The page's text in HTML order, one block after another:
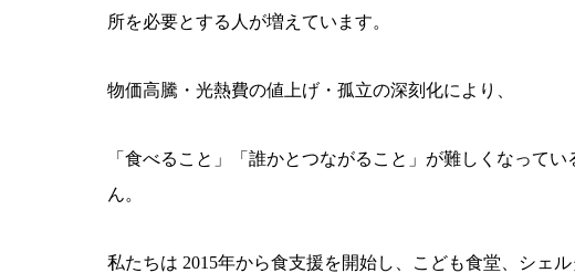
所を必要とする人が増えています。
物価高騰・光熱費の値上げ・孤立の深刻化により、
「食べること」「誰かとつながること」が難しくなって
ん。
私たちは 2015年から食支援を開始し、こども食堂、シェ